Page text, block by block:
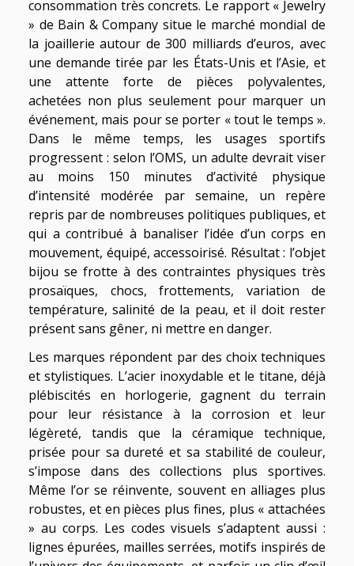
consommation très concrets. Le rapport « Jewelry
» de Bain & Company situe le marché mondial de
la joaillerie autour de 300 milliards d’euros, avec
une demande tirée par les États-Unis et l’Asie, et
une attente forte de pièces polyvalentes,
achetées non plus seulement pour marquer un
événement, mais pour se porter « tout le temps ».
Dans le même temps, les usages sportifs
progressent : selon l’OMS, un adulte devrait viser
au moins 150 minutes d’activité physique
d’intensité modérée par semaine, un repère
repris par de nombreuses politiques publiques, et
qui a contribué à banaliser l’idée d’un corps en
mouvement, équipé, accessoirisé. Résultat : l’objet
bijou se frotte à des contraintes physiques très
prosaïques, chocs, frottements, variation de
température, salinité de la peau, et il doit rester
présent sans gêner, ni mettre en danger.
Les marques répondent par des choix techniques
et stylistiques. L’acier inoxydable et le titane, déjà
plébiscités en horlogerie, gagnent du terrain
pour leur résistance à la corrosion et leur
légèreté, tandis que la céramique technique,
prisée pour sa dureté et sa stabilité de couleur,
s’impose dans des collections plus sportives.
Même l’or se réinvente, souvent en alliages plus
robustes, et en pièces plus fines, plus « attachées
» au corps. Les codes visuels s’adaptent aussi :
lignes épurées, mailles serrées, motifs inspirés de